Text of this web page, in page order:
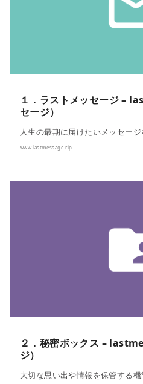
１．ラストメッセージ –
セージ）
人生の最期に届けたいメッセー
www.lastmessage.rip
２．秘密ボックス –
ジ）
大切な思い出や情報を保管する